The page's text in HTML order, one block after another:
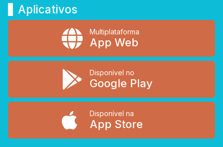
Aplicativos
Multiplataforma
App Web
Disponível no
Google Play
Disponível na
App Store